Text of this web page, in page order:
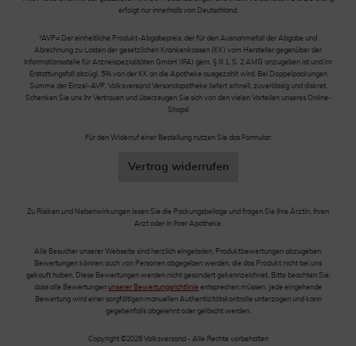
erfolgt nur innerhalb von Deutschland.
*AVP= Der einheitliche Produkt-Abgabepreis, der für den Ausnahmefall der Abgabe und
Abrechnung zu Lasten der gesetzlichen Krankenkassen (KK) vom Hersteller gegenüber der
Informationsstelle für Arzneispezialitäten GmbH (IFA) gem. § III 1, S. 2 AMG anzugeben ist und im
Erstattungsfall abzügl. 5% von der KK an die Apotheke ausgezahlt wird. Bei Doppelpackungen
Summe der Einzel-AVP. Volksversand Versandapotheke liefert schnell, zuverlässig und diskret.
Schenken Sie uns Ihr Vertrauen und überzeugen Sie sich von den vielen Vorteilen unseres Online-
Shops!
Für den Widerruf einer Bestellung nutzen Sie das Formular:
Vertrag widerrufen
Zu Risiken und Nebenwirkungen lesen Sie die Packungsbeilage und fragen Sie Ihre Ärztin, Ihren
Arzt oder in Ihrer Apotheke.
Alle Besucher unserer Webseite sind herzlich eingeladen, Produktbewertungen abzugeben.
Bewertungen können auch von Personen abgegeben werden, die das Produkt nicht bei uns
gekauft haben. Diese Bewertungen werden nicht gesondert gekennzeichnet. Bitte beachten Sie,
dass alle Bewertungen unserer Bewertungsrichtlinie entsprechen müssen. Jede eingehende
Bewertung wird einer sorgfältigen manuellen Authentizitätskontrolle unterzogen und kann
gegebenfalls abgelehnt oder gelöscht werden.
Copyright ©2026 Volksversand - Alle Rechte vorbehalten